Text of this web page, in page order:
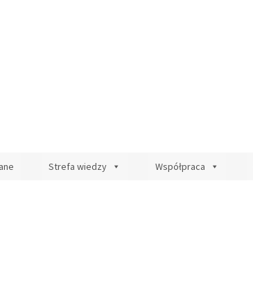
Strefa wiedzy Współpraca